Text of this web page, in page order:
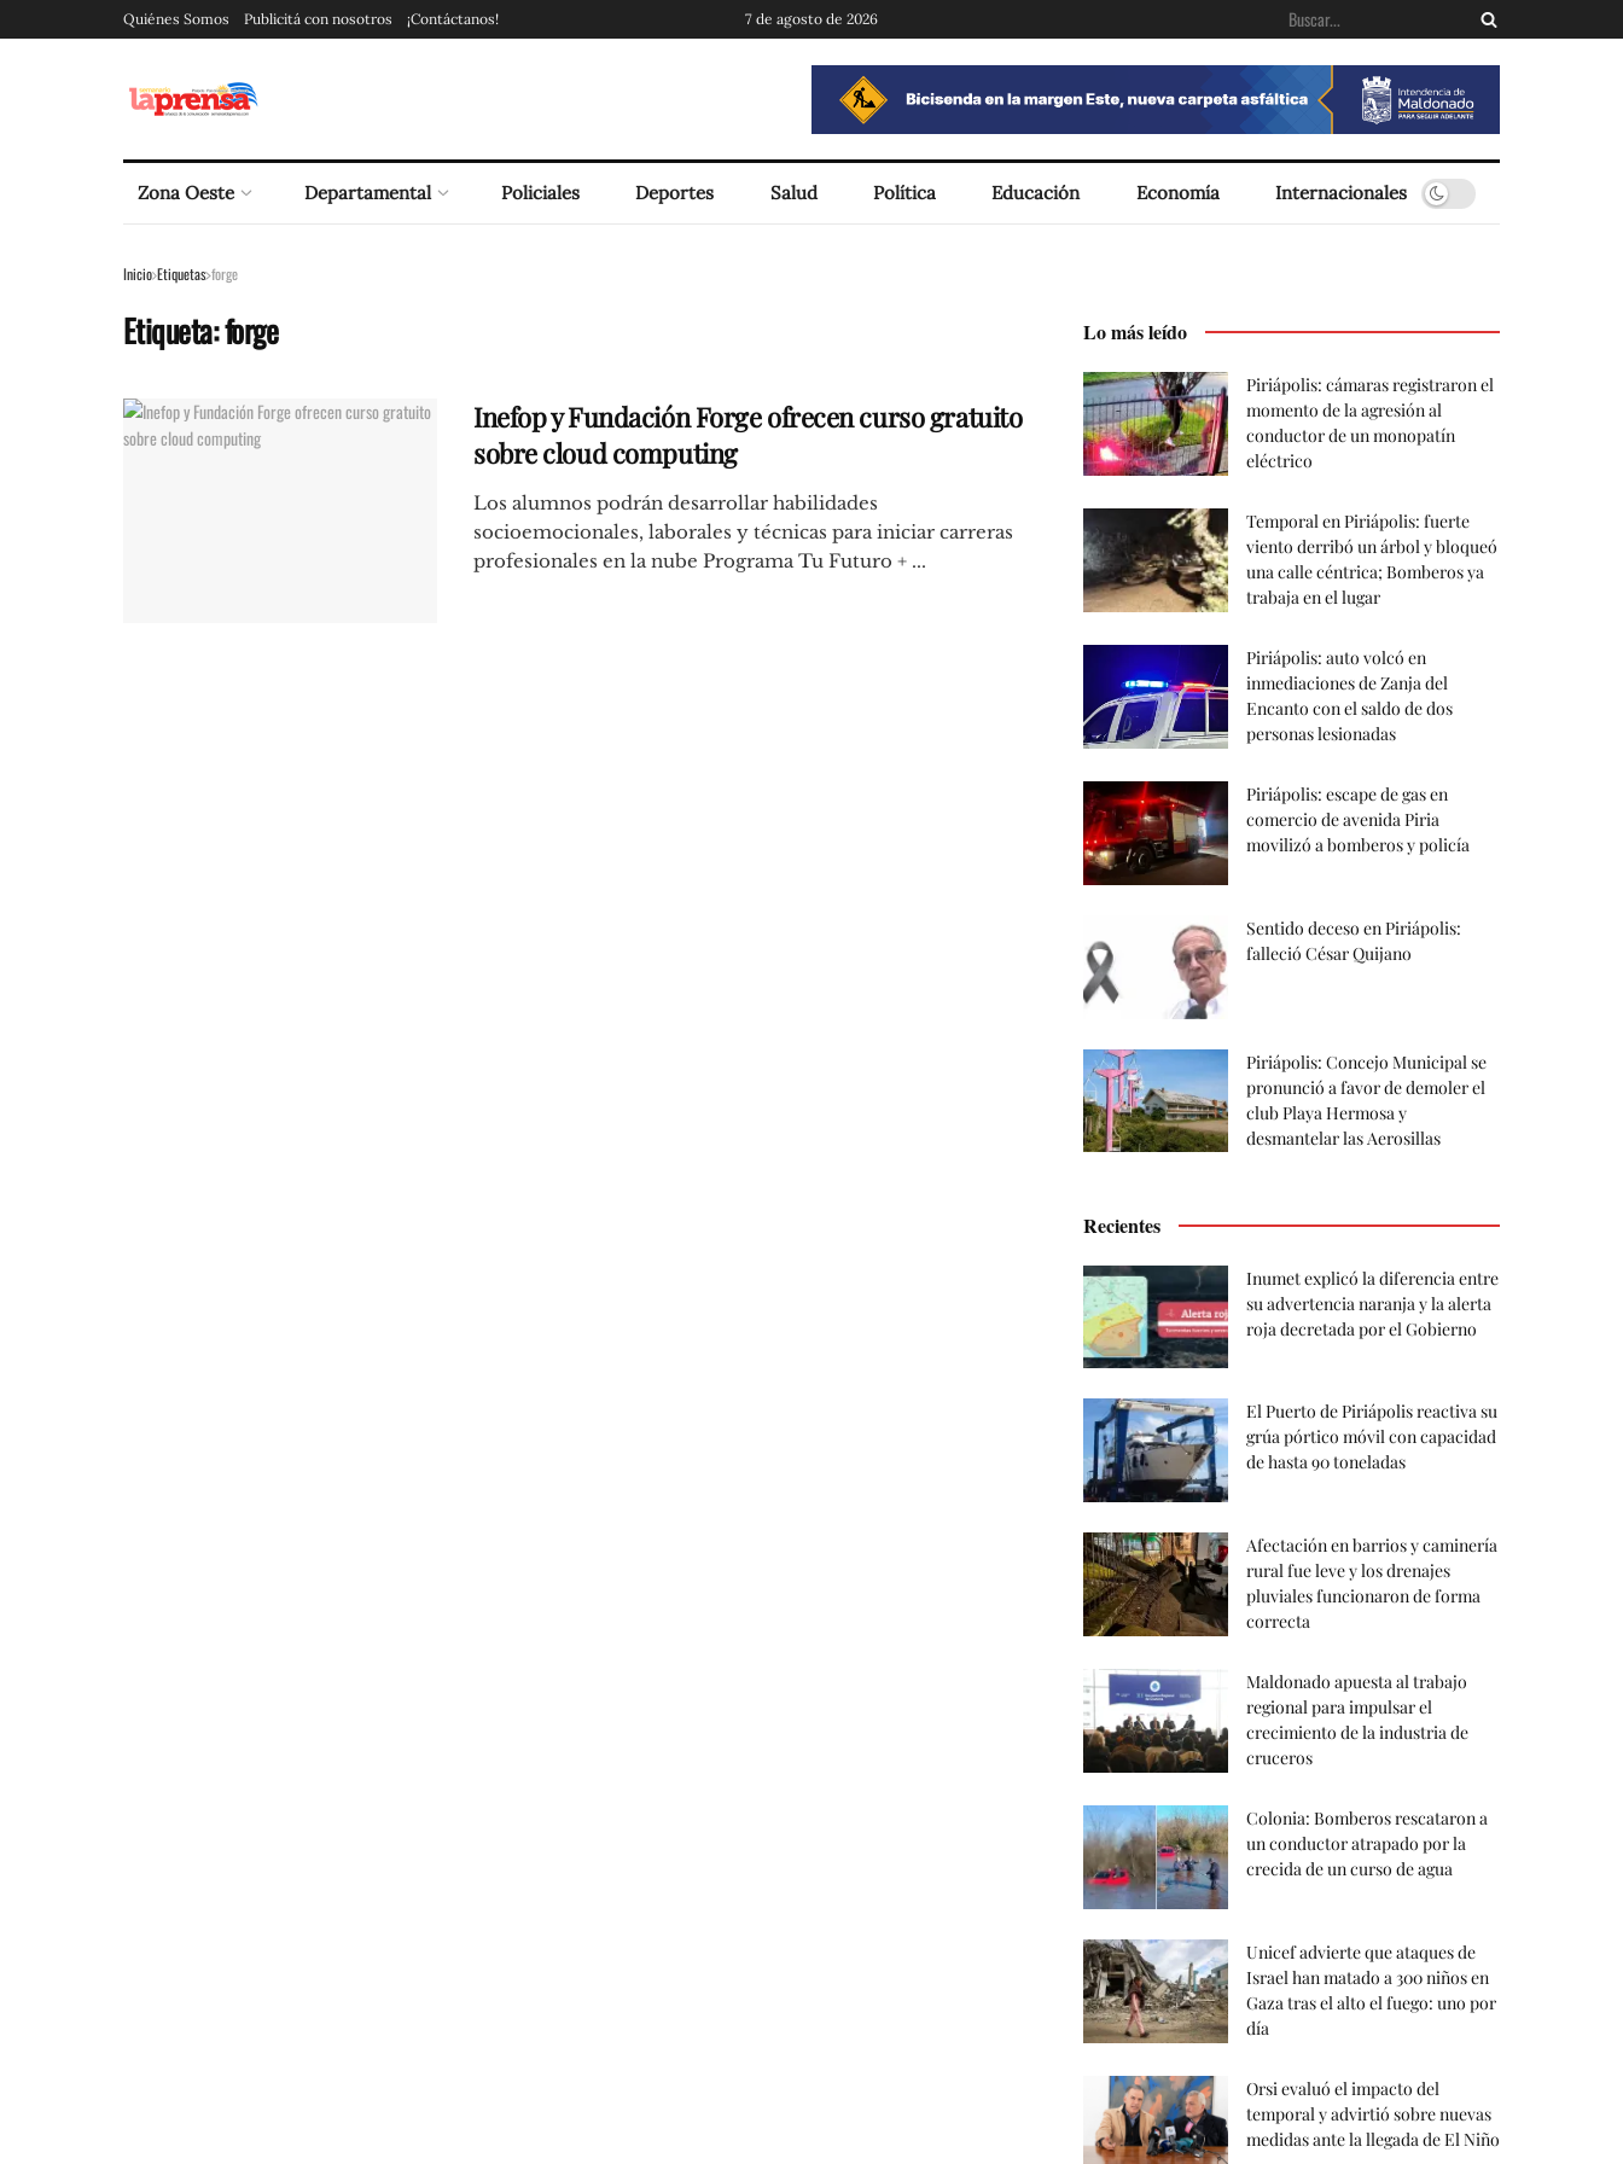
Quiénes Somos Publicitá con nosotros ¡Contáctanos! 7 de agosto de 2026
Zona Oeste Departamental Policiales Deportes Salud Política Educación Economía Internacionales
Inicio Etiquetas forge
Etiqueta:forge
Inefop y Fundación Forge ofrecen curso gratuito
sobre cloud computing
Los alumnos podrán desarrollar habilidades
socioemocionales, laborales y técnicas para iniciar carreras
profesionales en la nube Programa Tu Futuro + ...
Lo más leído
Piriápolis: cámaras registraron el
momento de la agresión al
conductor de un monopatín
eléctrico
Temporal en Piriápolis: fuerte
viento derribó un árbol y bloqueó
una calle céntrica; Bomberos ya
trabaja en el lugar
Piriápolis: auto volcó en
inmediaciones de Zanja del
Encanto con el saldo de dos
personas lesionadas
Piriápolis: escape de gas en
comercio de avenida Piria
movilizó a bomberos y policía
Sentido deceso en Piriápolis:
falleció César Quijano
Piriápolis: Concejo Municipal se
pronunció a favor de demoler el
club Playa Hermosa y
desmantelar las Aerosillas
Recientes
Inumet explicó la diferencia entre
su advertencia naranja y la alerta
roja decretada por el Gobierno
El Puerto de Piriápolis reactiva su
grúa pórtico móvil con capacidad
de hasta 90 toneladas
Afectación en barrios y caminería
rural fue leve y los drenajes
pluviales funcionaron de forma
correcta
Maldonado apuesta al trabajo
regional para impulsar el
crecimiento de la industria de
cruceros
Colonia: Bomberos rescataron a
un conductor atrapado por la
crecida de un curso de agua
Unicef advierte que ataques de
Israel han matado a 300 niños en
Gaza tras el alto el fuego: uno por
día
Orsi evaluó el impacto del
temporal y advirtió sobre nuevas
medidas ante la llegada de El Niño